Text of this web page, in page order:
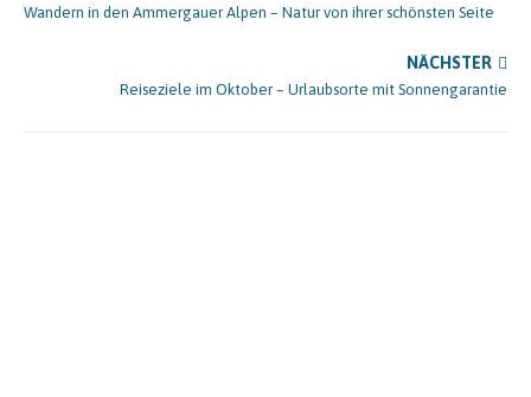
Wandern in den Ammergauer Alpen – Natur von ihrer schönsten Seite
NÄCHSTER
Reiseziele im Oktober – Urlaubsorte mit Sonnengarantie